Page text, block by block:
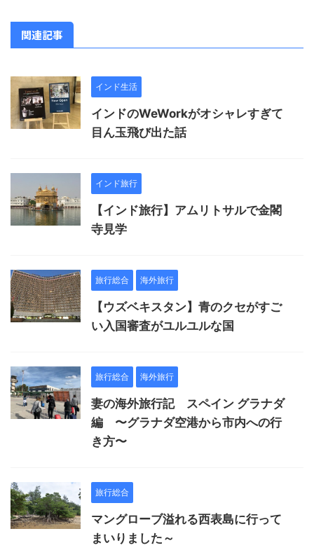
関連記事
インド生活
インドのWeWorkがオシャレすぎて
目ん玉飛び出た話
インド旅行
【インド旅行】アムリトサルで金閣
寺見学
旅行総合 海外旅行
【ウズベキスタン】青のクセがすご
い入国審査がユルユルな国
旅行総合 海外旅行
妻の海外旅行記 スペイン グラナダ
編 〜グラナダ空港から市内への行
き方〜
旅行総合
マングローブ溢れる西表島に行って
まいりました～